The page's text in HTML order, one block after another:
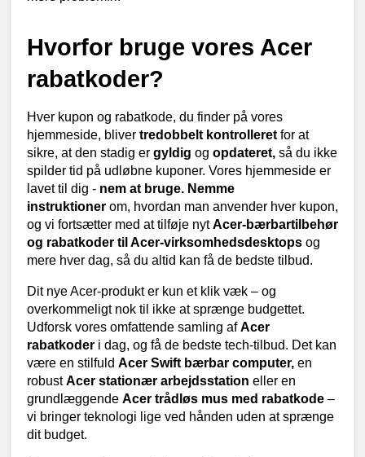
Hvorfor bruge vores Acer
rabatkoder?
Hver kupon og rabatkode, du finder på vores
hjemmeside, bliver tredobbelt kontrolleret for at
sikre, at den stadig er gyldig og opdateret, så du ikke
spilder tid på udløbne kuponer. Vores hjemmeside er
lavet til dig - nem at bruge. Nemme
instruktioner om, hvordan man anvender hver kupon,
og vi fortsætter med at tilføje nyt Acer-bærbartilbehør
og rabatkoder til Acer-virksomhedsdesktops og
mere hver dag, så du altid kan få de bedste tilbud.
Dit nye Acer-produkt er kun et klik væk – og
overkommeligt nok til ikke at sprænge budgettet.
Udforsk vores omfattende samling af Acer
rabatkoder i dag, og få de bedste tech-tilbud. Det kan
være en stilfuld Acer Swift bærbar computer, en
robust Acer stationær arbejdsstation eller en
grundlæggende Acer trådløs mus med rabatkode –
vi bringer teknologi lige ved hånden uden at sprænge
dit budget.